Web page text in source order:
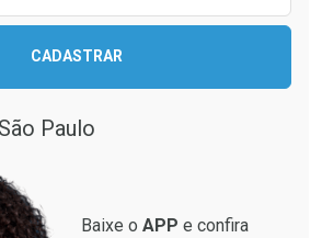
CADASTRAR
Paulo
Baixe o APP e confira